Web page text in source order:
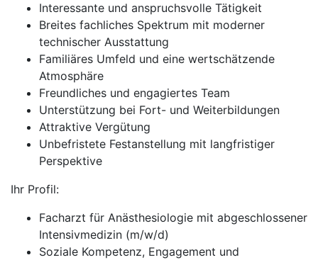
Interessante und anspruchsvolle Tätigkeit
Breites fachliches Spektrum mit moderner
technischer Ausstattung
Familiäres Umfeld und eine wertschätzende
Atmosphäre
Freundliches und engagiertes Team
Unterstützung bei Fort- und Weiterbildungen
Attraktive Vergütung
Unbefristete Festanstellung mit langfristiger
Perspektive
Ihr Profil:
Facharzt für Anästhesiologie mit abgeschlossener
Intensivmedizin (m/w/d)
Soziale Kompetenz, Engagement und